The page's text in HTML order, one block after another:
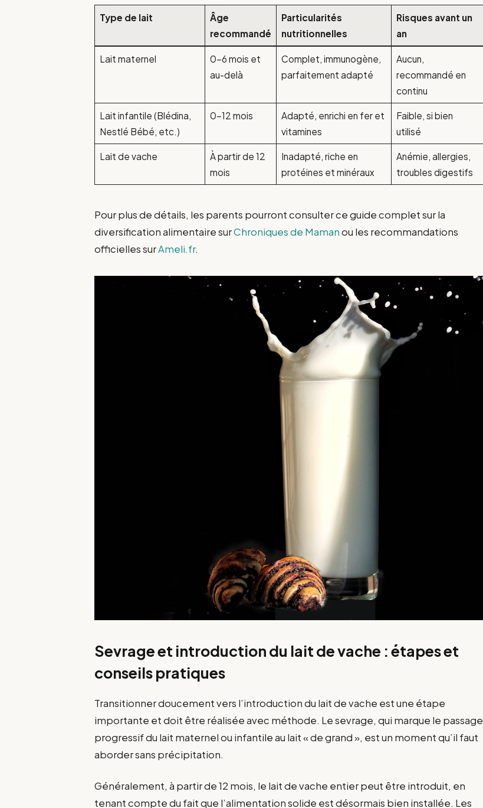
Type de lait
Âge
recommandé
Particularités
nutritionnelles
Risques avant un
an
Lait maternel
0-6 mois et
au-delà
Complet, immunogène,
parfaitement adapté
Aucun,
recommandé en
continu
Lait infantile (Blédina,
Nestlé Bébé, etc.)
0-12 mois
Adapté, enrichi en fer et
vitamines
Faible, si bien
utilisé
Lait de vache
À partir de 12
mois
Inadapté, riche en
protéines et minéraux
Anémie, allergies,
troubles digestifs
Pour plus de détails, les parents pourront consulter ce guide complet sur la
diversification alimentaire surChroniques de Mamanou les recommandations
officielles surAmeli.fr.
Sevrage et introduction du lait de vache : étapes et
conseils pratiques
Transitionner doucement vers l’introduction du lait de vache est une étape
importante et doit être réalisée avec méthode. Le sevrage, qui marque le passage
progressif du lait maternel ou infantile au lait « de grand », est un moment qu’il faut
aborder sans précipitation.
Généralement, à partir de 12 mois, le lait de vache entier peut être introduit, en
tenant compte du fait que l’alimentation solide est désormais bien installée. Les